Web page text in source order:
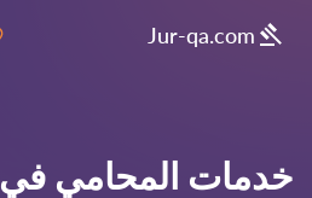
Jur-qa.com
خدمات المحامي في